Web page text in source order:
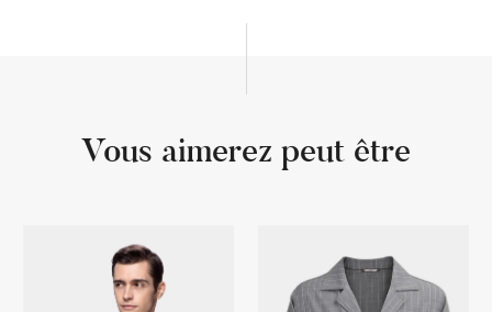
Vous aimerez peut être